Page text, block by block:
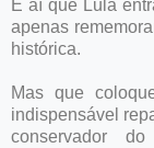
É aí que Lula
apenas
histórica.
Mas que
indispensável
conservador